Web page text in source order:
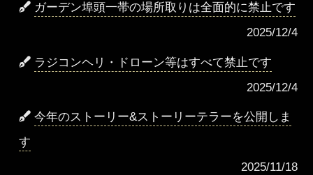
ガーデン埠頭一帯の場所取りは全面的に禁止です
2025/12/4
ラジコンヘリ・ドローン等はすべて禁止です
2025/12/4
今年のストーリー&ストーリーテラーを公開しま
す
2025/11/18